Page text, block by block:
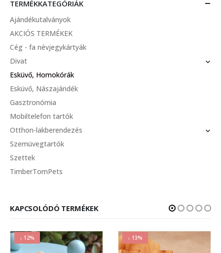
TERMÉKKATEGÓRIÁK
Ajándékutalványok
AKCIÓS TERMÉKEK
Cég - fa névjegykártyák
Divat
Esküvő, Homokórák
Esküvő, Nászajándék
Gasztronómia
Mobiltelefon tartók
Otthon-lakberendezés
Szemüvegtartók
Szettek
TimberTomPets
KAPCSOLÓDÓ TERMÉKEK
↓ 12% ↓ 13%